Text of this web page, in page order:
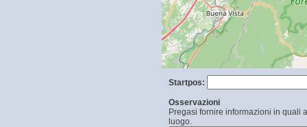
Startpos:
Osservazioni
Pregasi fornire informazioni in quali
luogo.